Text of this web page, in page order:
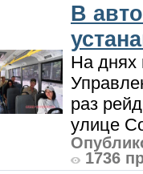
В
На днях
раз
улице
1736